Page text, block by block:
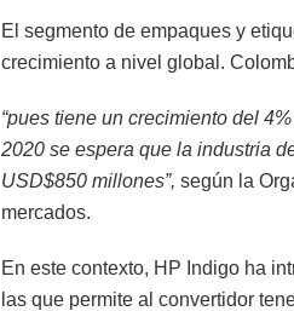
El segmento de empaques y
crecimiento a nivel global.
“pues tiene un crecimiento del
2020 se espera que la industria
USD$850 millones”, según la
mercados.
En este contexto, HP Indigo ha
las que permite al convertidor